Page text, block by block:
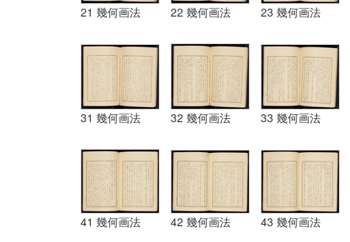
21 幾何画法 22 幾何画法 23 幾何画法
31 幾何画法 32 幾何画法 33 幾何画法
41 幾何画法 42 幾何画法 43 幾何画法